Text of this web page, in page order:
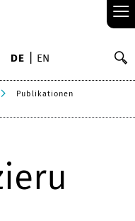
≡
DE EN
Publikationen